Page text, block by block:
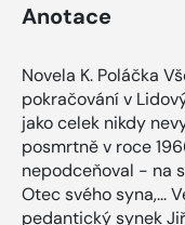
Anotace
Novela K. Poláčka
pokračování v
jako celek nikdy
posmrtně v roce
nepodceňoval - na
Otec svého syna,...
pedantický synek